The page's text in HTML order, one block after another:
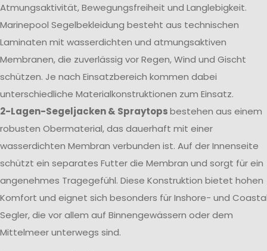
Atmungsaktivität, Bewegungsfreiheit und Langlebigkeit.
Marinepool Segelbekleidung besteht aus technischen
Laminaten mit wasserdichten und atmungsaktiven
Membranen, die zuverlässig vor Regen, Wind und Gischt
schützen. Je nach Einsatzbereich kommen dabei
unterschiedliche Materialkonstruktionen zum Einsatz.
2-Lagen-Segeljacken & Spraytopsbestehen aus einem
robusten Obermaterial, das dauerhaft mit einer
wasserdichten Membran verbunden ist. Auf der Innenseite
schützt ein separates Futter die Membran und sorgt für ein
angenehmes Tragegefühl. Diese Konstruktion bietet hohen
Komfort und eignet sich besonders für Inshore- und
Segler, die vor allem auf Binnengewässern oder dem
Mittelmeer unterwegs sind.